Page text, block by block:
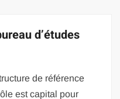
d’études
de référence
est capital pour